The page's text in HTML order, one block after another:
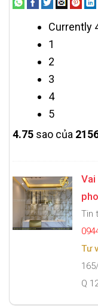
Currently
1
2
3
4
5
4.75 sao của
Vai
Tin
Tư
Q